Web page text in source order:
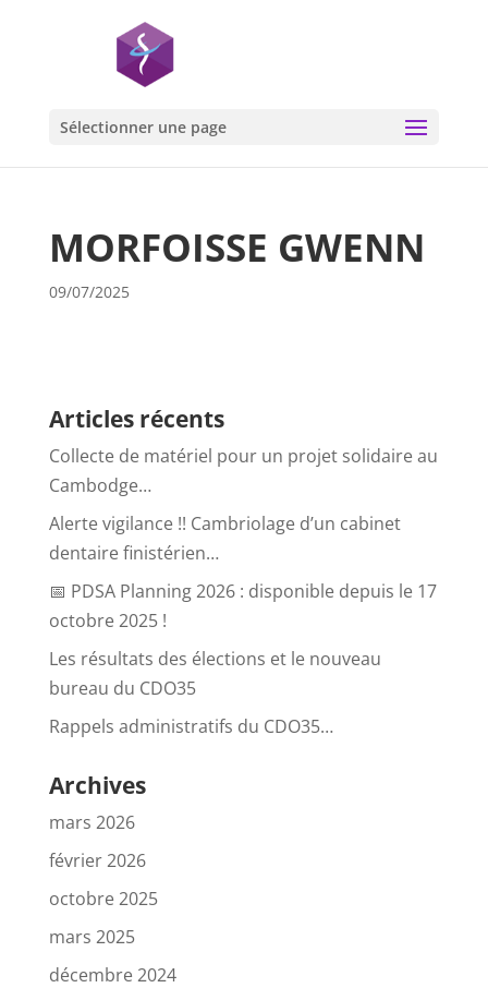
Sélectionner une page
MORFOISSE GWENN
09/07/2025
Articles récents
Collecte de matériel pour un projet solidaire au
Cambodge…
Alerte vigilance !! Cambriolage d’un cabinet
dentaire finistérien…
📅 PDSA Planning 2026 : disponible depuis le 17
octobre 2025 !
Les résultats des élections et le nouveau
bureau du CDO35
Rappels administratifs du CDO35…
Archives
mars 2026
février 2026
octobre 2025
mars 2025
décembre 2024